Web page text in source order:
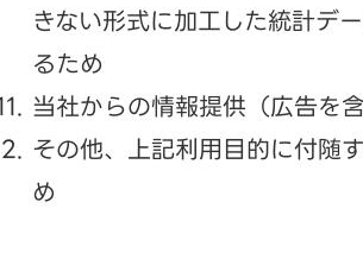
きない形式に加工した統計デ
るため
当社からの情報提供（広告を
その他、上記利用目的に付随
め